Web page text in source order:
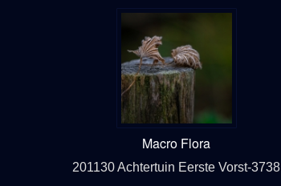
Macro Flora
201130 Achtertuin Eerste Vorst-3738